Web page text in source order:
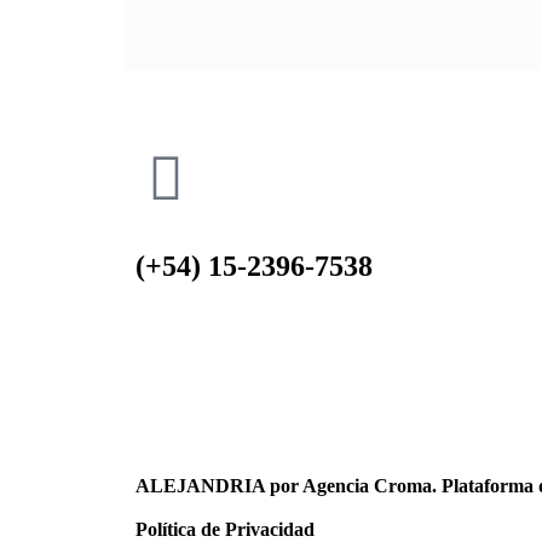
(+54) 15-2396-7538
ALEJANDRIA por Agencia Croma. Plataforma
Política de Privacidad